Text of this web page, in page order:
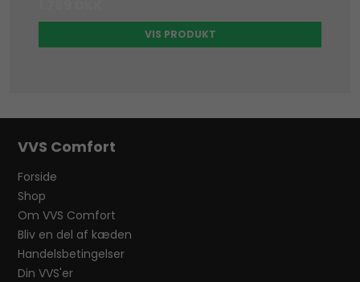
VIS PRODUKT
VVS Comfort
Forside
Shop
Om VVS Comfort
Bliv en del af kæden
Handelsbetingelser
Din VVS'er